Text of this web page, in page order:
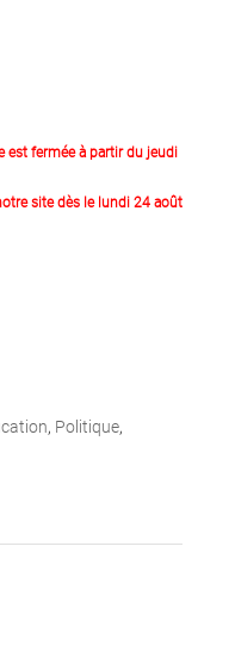
est fermée à partir du jeudi
site dès le lundi 24 août
, Politique,